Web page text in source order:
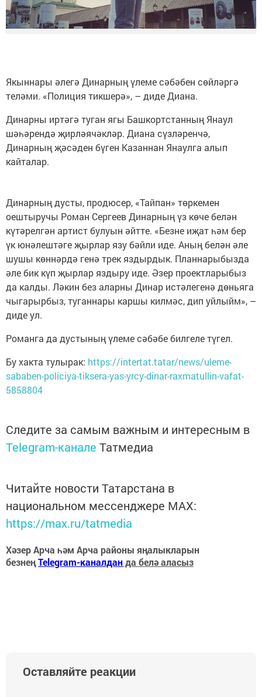
Якыннары әлегә Динарның үлеме сәбәбен сөйләргә
теләми. «Полиция тикшерә», – диде Диана.
Динарны иртәгә туган ягы Башкортстанның Янаул
шәһәрендә җирләячәкләр. Диана сүзләренчә,
Динарның җәсәден бүген Казаннан Янаулга алып
кайталар.
Динарның дусты, продюсер, «Тайпан» төркемен
оештыручы Роман Сергеев Динарның үз көче белән
күтәрелгән артист булуын әйтте. «Безне иҗат һәм бер
үк юнәлештәге җырлар язу бәйли иде. Аның белән әле
шушы көннәрдә генә трек яздырдык. Планнарыбызда
әле бик күп җырлар яздыру иде. Әзер проектларыбыз
да калды. Ләкин без аларны Динар истәлегенә дөньяга
чыгарырбыз, туганнары каршы килмәс, дип уйлыйм», –
диде ул.
Романга да дустының үлеме сәбәбе билгеле түгел.
Бу хакта тулырак: https://intertat.tatar/news/uleme-
sababen-policiya-tiksera-yas-yrcy-dinar-raxmatullin-vafat-
5858804
Следите за самым важным и интересным в
Telegram-канале Татмедиа
Читайте новости Татарстана в
национальном мессенджере MАХ:
https://max.ru/tatmedia
Хәзер Арча һәм Арча районы яңалыкларын
безнеңTelegram-каналданда белә аласыз
Оставляйте реакции